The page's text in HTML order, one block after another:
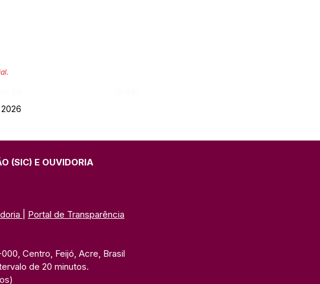
(SIC) E OUVIDORIA
Portal de Transparência
Centro, Feijó, Acre, Brasil
de 20 minutos.